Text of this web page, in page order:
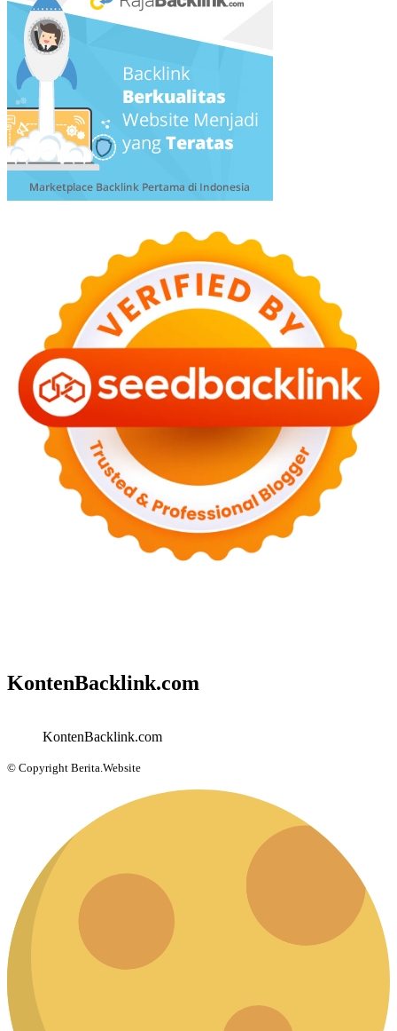
KontenBacklink.com
KontenBacklink.com
© Copyright Berita.Website